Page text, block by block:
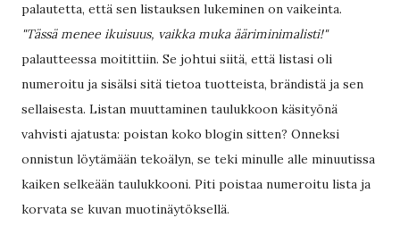
palautetta, että sen listauksen lukeminen on vaikeinta.
"Tässä menee ikuisuus, vaikka muka ääriminimalisti!"
palautteessa moitittiin. Se johtui siitä, että listasi oli
numeroitu ja sisälsi sitä tietoa tuotteista, brändistä ja sen
sellaisesta. Listan muuttaminen taulukkoon käsityönä
vahvisti ajatusta: poistan koko blogin sitten? Onneksi
onnistun löytämään tekoälyn, se teki minulle alle minuutissa
kaiken selkeään taulukkooni. Piti poistaa numeroitu lista ja
korvata se kuvan muotinäytöksellä.